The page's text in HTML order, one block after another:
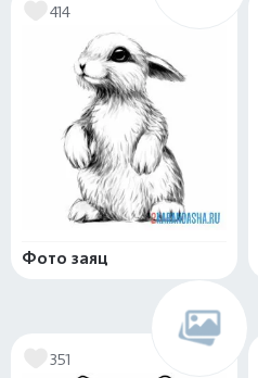
414
Фото заяц
351